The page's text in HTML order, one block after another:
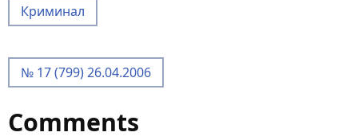
Криминал
№ 17 (799) 26.04.2006
Comments